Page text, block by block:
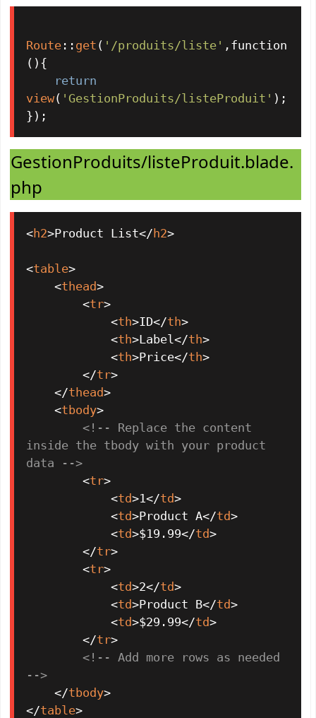
Route :: get ( '/produits/liste' ,function
(){
return
view( 'GestionProduits/listeProduit' );
});
GestionProduits/listeProduit.blade.
php
<h2>Product List</h2>
<table>
<thead>
<tr>
<th>ID</th>
<th>Label</th>
<th>Price</th>
</tr>
</thead>
<tbody>
<!-- Replace the content
inside the tbody with your product
data -->
<tr>
<td>1</td>
<td>Product A</td>
<td>$19.99</td>
</tr>
<tr>
<td>2</td>
<td>Product B</td>
<td>$29.99</td>
</tr>
<!-- Add more rows as needed
-->
</tbody>
</table>